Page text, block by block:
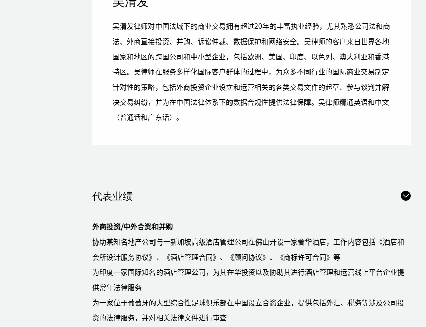
吴清发律师对中国法域下的商业交易拥有超过20年的丰富执业经验，尤其熟悉公司法和商
法、外商直接投资、并购、诉讼仲裁、数据保护和网络安全。吴律师的客户来自世界各地
国家和地区的跨国公司和中小型企业，包括欧洲、美国、印度、以色列、澳大利亚和香港
特区。吴律师在服务多样化国际客户群体的过程中，为众多不同行业的国际商业交易制定
针对性的策略，包括外商投资企业设立和运营相关的各类交易文件的起草、参与谈判并解
决交易纠纷，并为在中国法律体系下的数据合规性提供法律保障。吴律师精通英语和中文
（普通话和广东话）。
代表业绩
外商投资/中外合资和并购
协助某知名地产公司与一新加坡高级酒店管理公司在佛山开设一家奢华酒店，工作内容包括《酒店和
会所设计服务协议》、《酒店管理合同》、《顾问协议》、《商标许可合同》等
为印度一家国际知名的酒店管理公司，为其在华投资以及协助其进行酒店管理和运营线上平台企业提
供常年法律服务
为一家位于葡萄牙的大型综合性足球俱乐部在中国设立合资企业，提供包括外汇、税务等涉及公司投
资的法律服务，并对相关法律文件进行审查